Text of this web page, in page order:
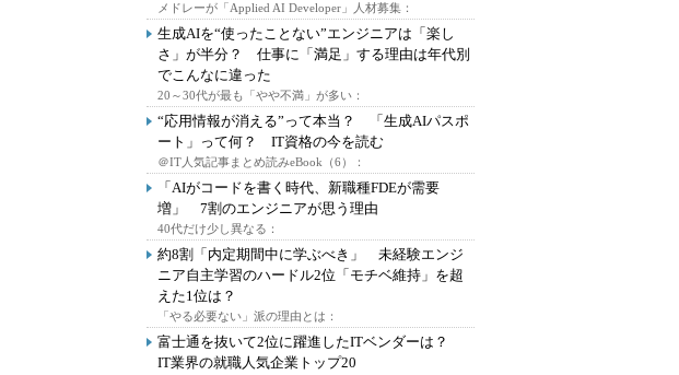
メドレーが「Applied AI Developer」人材募集：
生成AIを“使ったことない”エンジニアは「楽し
さ」が半分？ 仕事に「満足」する理由は年代別
でこんなに違った
20～30代が最も「やや不満」が多い：
“応用情報が消える”って本当？ 「生成AIパスポ
ート」って何？ IT資格の今を読む
＠IT人気記事まとめ読みeBook（6）：
「AIがコードを書く時代、新職種FDEが需要
増」 7割のエンジニアが思う理由
40代だけ少し異なる：
約8割「内定期間中に学ぶべき」 未経験エンジ
ニア自主学習のハードル2位「モチベ維持」を超
えた1位は？
「やる必要ない」派の理由とは：
富士通を抜いて2位に躍進したITベンダーは？
IT業界の就職人気企業トップ20